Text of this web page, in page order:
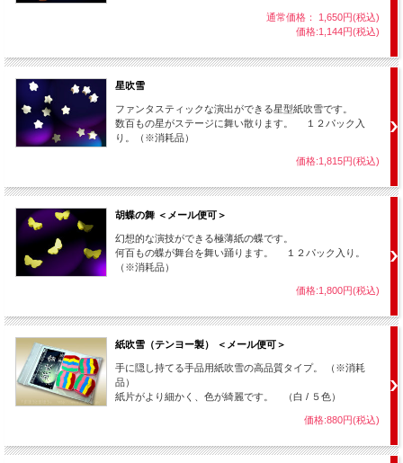
その他、
・手品の現象前のおまじないに「魔法の粉」として。
・何かが消える、出現する等の瞬間の演出として。
・クライマックスに会場いっぱいに紙吹雪が舞い散る。
というように、マジックショーのあらゆる所で効果的に使うことが出来ます。
カラーバリエーションの詳細説明
※タイプにより入り数が異なります。
◆白タイプ （６回分セット）
基本の白タイプ。 約２,０００枚の白い紙吹雪がステージ中に舞い散ります。
約１,０００枚の白い紙吹雪の中に、約１００枚のシルバーメタリックシートが混
ぜ合わせてあります。
これにより、舞い散る紙吹雪が時々キラキラと輝き、まるでダイヤモンドダスト
のような幻想的な演出となります。
◆紅白タイプ（６回分セット）
これにより、結婚式などおめでたい席でのイベントにピッタリの演出が可能にな
ペーパーストリーマー（紅白）との組み合わせにも最適！
通常価格： 1,650円(税込)
価格:1,144円(税込)
星吹雪
ファンタスティックな演出ができる星型紙吹雪です。
数百もの星がステージに舞い散ります。 １２パック入
り。（※消耗品）
価格:1,815円(税込)
胡蝶の舞 ＜メール便可＞
幻想的な演技ができる極薄紙の蝶です。
何百もの蝶が舞台を舞い踊ります。 １２パック入り。
（※消耗品）
価格:1,800円(税込)
紙吹雪（テンヨー製） ＜メール便可＞
手に隠し持てる手品用紙吹雪の高品質タイプ。 （※消耗
品）
紙片がより細かく、色が綺麗です。 （白 / ５色）
価格:880円(税込)